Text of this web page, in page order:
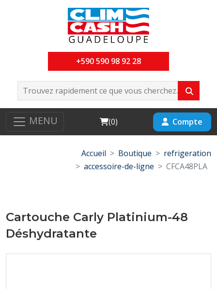
+590 590 98 92 28
MENU Cart
(0) Compte
Accueil Boutique
refrigeration
accessoire-de-ligne
CFCA48PLA
Cartouche Carly Platinium-48
Déshydratante